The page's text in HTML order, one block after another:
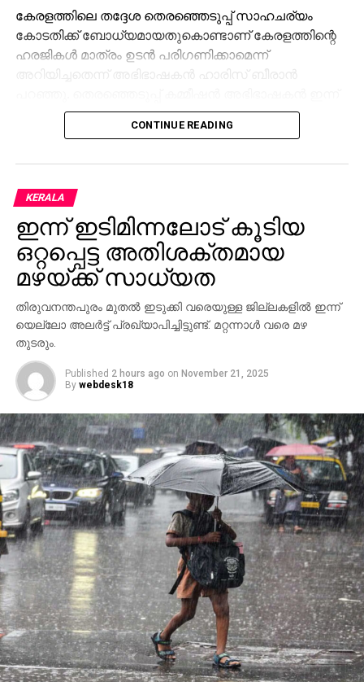
കേരളത്തിലെ തദ്ദേശ തെരഞ്ഞെടുപ്പ് സാഹചര്യം
കോടതിക്ക് ബോധ്യമായതുകൊണ്ടാണ് കേരളത്തിന്റെ
ഹരജികള്‍ മാത്രം ഉടന്‍ പരിഗണിക്കാമെന്ന്
അറിയിച്ചതെന്ന് അഭിഭാഷകന്‍ ഹാരിസ് ബീരാന്‍
ഹാജരായില്ല. കേസ് നീട്ടി കൊണ്ടുപോകാനുള്ള
ഉദ്ദേശ്യം കൊണ്ടായിരിക്കാം അഭിഭാഷകന്‍
സംസ്ഥാന സര്‍ക്കാരും മുസ്‌ലിം ലീഗും കോണ്‍ഗ്രസും
സിപിഎമ്മും നല്‍കിയ ഹരജികളാണ് ഇന്ന്
സുപ്രിംകോടതി പരിഗണിച്ചത്. ജസ്റ്റിസ് സൂര്യകാന്ത്
അധ്യക്ഷനായ മൂന്നംഗ ബെഞ്ചാണ് ഹരജികള്‍
പരിഗണിച്ചത്. തദ്ദേശ തെരഞ്ഞെടുപ്പിനിടെ
എസ്‌ഐആര്‍ നടത്തുന്നത് പ്രശ്‌നങ്ങള്‍
സൃഷ്ടിക്കുമെന്നുമാണ് കേരളത്തിന്റെ വാദം.
തെരഞ്ഞെടുപ്പ് പൂര്‍ത്തിയാകുംവരെ എസ്‌ഐആര്‍
മാറ്റിവയ്ക്കണമെന്നും സര്‍ക്കാര്‍ ഹരജിയില്‍
ആവശ്യപ്പെട്ടിരുന്നു.
CONTINUE READING
KERALA
ഇന്ന് ഇടിമിന്നലോട് കൂടിയ
ഒറ്റപ്പെട്ട അതിശക്തമായ
മഴയ്ക്ക് സാധ്യത
തിരുവനന്തപുരം മുതല്‍ ഇടുക്കി വരെയുള്ള ജില്ലകളില്‍ ഇന്ന്
യെല്ലോ അലര്‍ട്ട് പ്രഖ്യാപിച്ചിട്ടുണ്ട്. മറ്റന്നാള്‍ വരെ മഴ
തുടരും.
Published 2 hours ago on November 21, 2025
By webdesk18